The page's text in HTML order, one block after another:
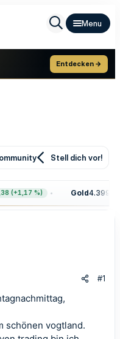
Entdecken →
Stell dich vor!
(+1,17 %) Gold4.399,70
#1
schönen vogtland.